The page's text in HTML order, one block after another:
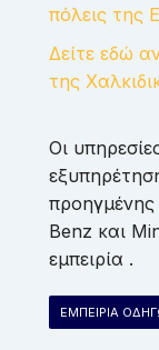
πόλεις της
Δείτε εδώ
της
Οι
Benz και
εμπειρία .
ΕΜΠΕΙΡΙΑ